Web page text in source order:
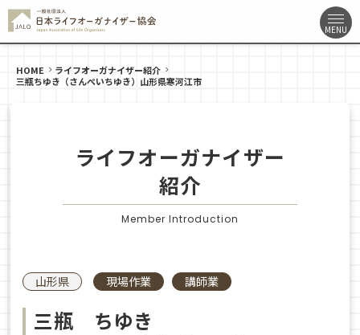
HOME
ライフオーガナイザー紹介
三瓶ちゆき（さんぺいちゆき）山形県寒河江市
ライフオーガナイザー
紹介
Member Introduction
山形県 現場作業 講師業
三瓶 ちゆき